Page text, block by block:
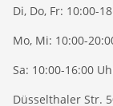
Di, Do, Fr: 10:00-
Mo, Mi: 10:00-
Sa: 10:00-16:00
Düsselthaler Str.